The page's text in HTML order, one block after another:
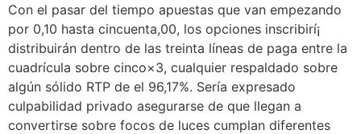
Con el pasar del tiempo apuestas que van empezando
por 0,10 hasta cincuenta,00, los opciones inscribirí¡
distribuirán dentro de las treinta líneas de paga entre la
cuadrícula sobre cinco×3, cualquier respaldado sobre
algún sólido RTP de el 96,17%. Serí­a expresado
culpabilidad privado asegurarse de que llegan a
convertirse sobre focos de luces cumplan diferentes